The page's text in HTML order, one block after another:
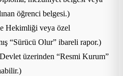
öğrenci belgesi.)
Hekimliği veya özel
“Sürücü Olur” ibareli rapor.)
üzerinden “Resmi Kurum”